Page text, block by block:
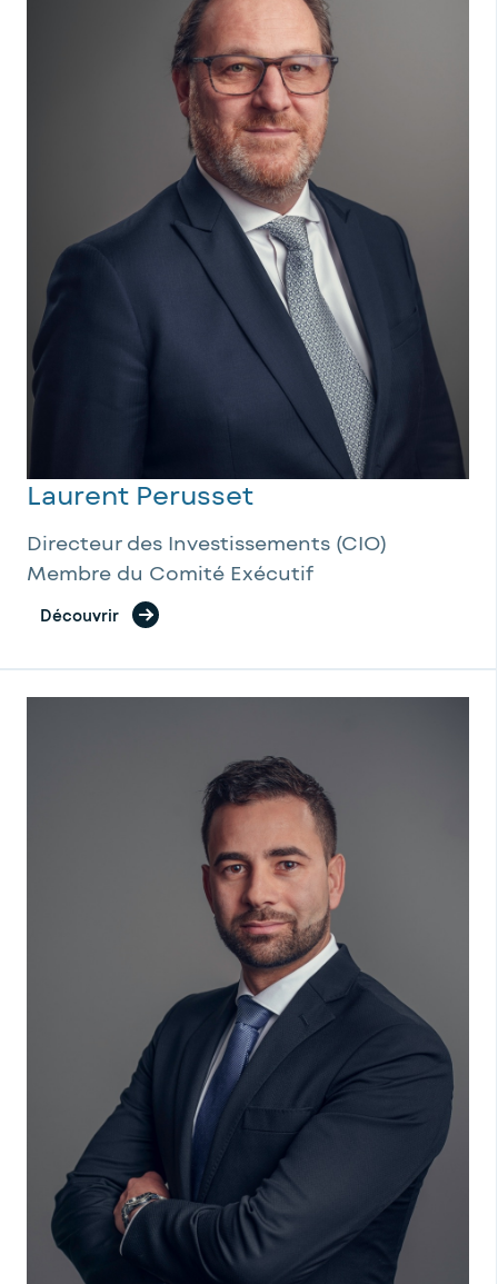
Laurent Perusset
Directeur des Investissements (CIO)
Membre du Comité Exécutif
Découvrir